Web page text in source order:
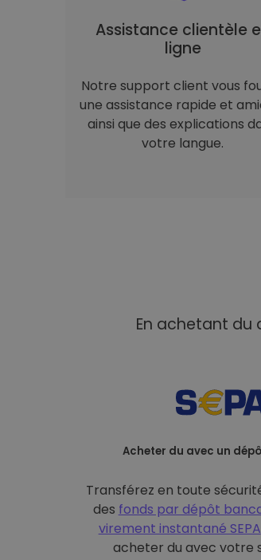
Assistance clientèle
ligne
Notre support client vous
une assistance rapide et
ainsi que des explications
votre langue.
En achetant du
Acheter du avec un
Transférez en toute
des fonds par dépôt
virement instantané SEPA
acheter du avec votre